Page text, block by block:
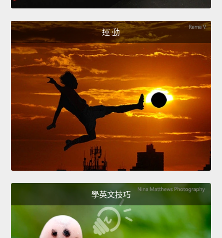
運 動
學英文技巧